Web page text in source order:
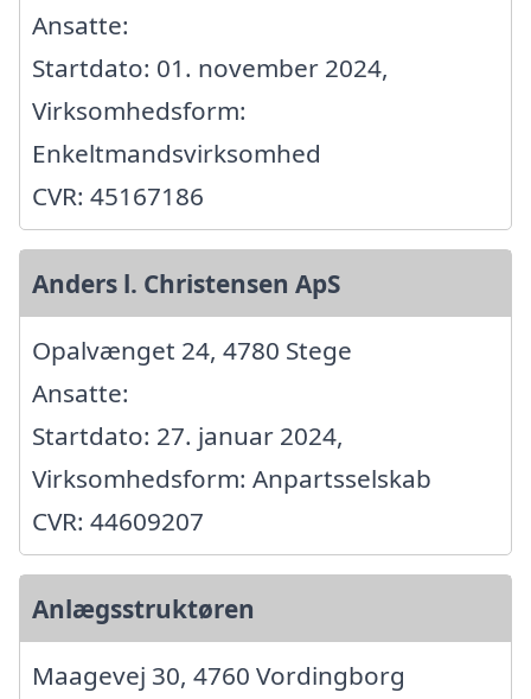
Ansatte:
Startdato: 01. november 2024,
Virksomhedsform:
Enkeltmandsvirksomhed
CVR: 45167186
Anders l. Christensen ApS
Opalvænget 24, 4780 Stege
Ansatte:
Startdato: 27. januar 2024,
Virksomhedsform: Anpartsselskab
CVR: 44609207
Anlægsstruktøren
Maagevej 30, 4760 Vordingborg